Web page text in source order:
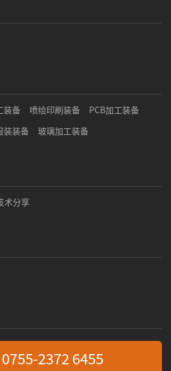
装备 喷绘印刷装备
PCB加工装备
装装备 玻璃加工装备
术分享
0755-2372 6455